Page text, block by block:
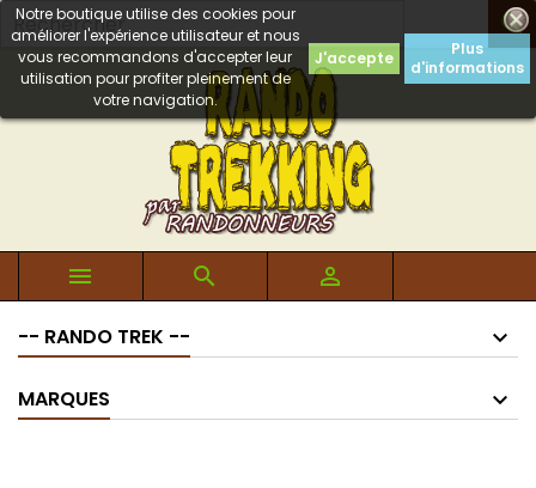

Notre boutique utilise des cookies pour
améliorer l'expérience utilisateur et nous
vous recommandons d'accepter leur
utilisation pour profiter pleinement de
votre navigation.
J'accepte
Plus
d'informations
  
-- RANDO TREK --
MARQUES